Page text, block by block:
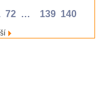
72 … 139 140